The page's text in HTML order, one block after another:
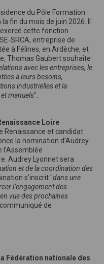
du Pôle Formation
fin du mois de juin 2026. Il
cette fonction
SRCA, entreprise de
à Félines, en Ardèche, et
Thomas Gaubert souhaite
avec les entreprises, le
à leurs besoins,
industrielles et la
manuels".
Loire
Renaissance et candidat
la nomination d’Audrey
l’Assemblée
Audrey Lyonnet sera
et de la coordination des
s’inscrit "dans une
l’engagement des
vue des prochaines
de
Fédération nationale des